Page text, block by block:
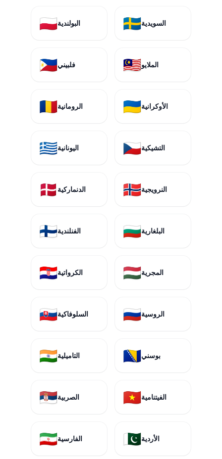
🇵🇱البولندية 🇸🇪السويدية
🇵🇭فلبيني 🇲🇾الملايو
🇷🇴الرومانية 🇺🇦الأوكرانية
🇬🇷اليونانية 🇨🇿التشيكية
🇩🇰 الدنماركية 🇳🇴النرويجية
🇫🇮الفنلندية 🇧🇬البلغارية
🇭🇷الكرواتية 🇭🇺المجرية
🇸🇰السلوفاكية 🇷🇺الروسية
🇮🇳التاميلية 🇧🇦بوسني
🇷🇸الصربية 🇻🇳الفيتنامية
🇮🇷الفارسية 🇵🇰الأردية